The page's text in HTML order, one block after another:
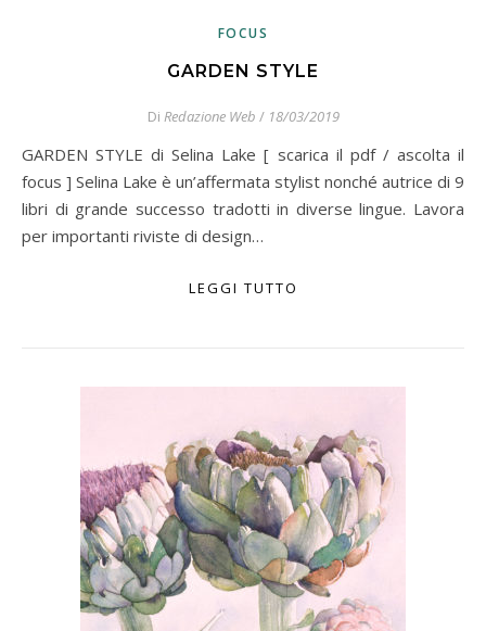
FOCUS
GARDEN STYLE
Di Redazione Web / 18/03/2019
GARDEN STYLE di Selina Lake [ scarica il pdf / ascolta il
focus ] Selina Lake è un’affermata stylist nonché autrice di 9
libri di grande successo tradotti in diverse lingue. Lavora
per importanti riviste di design…
LEGGI TUTTO